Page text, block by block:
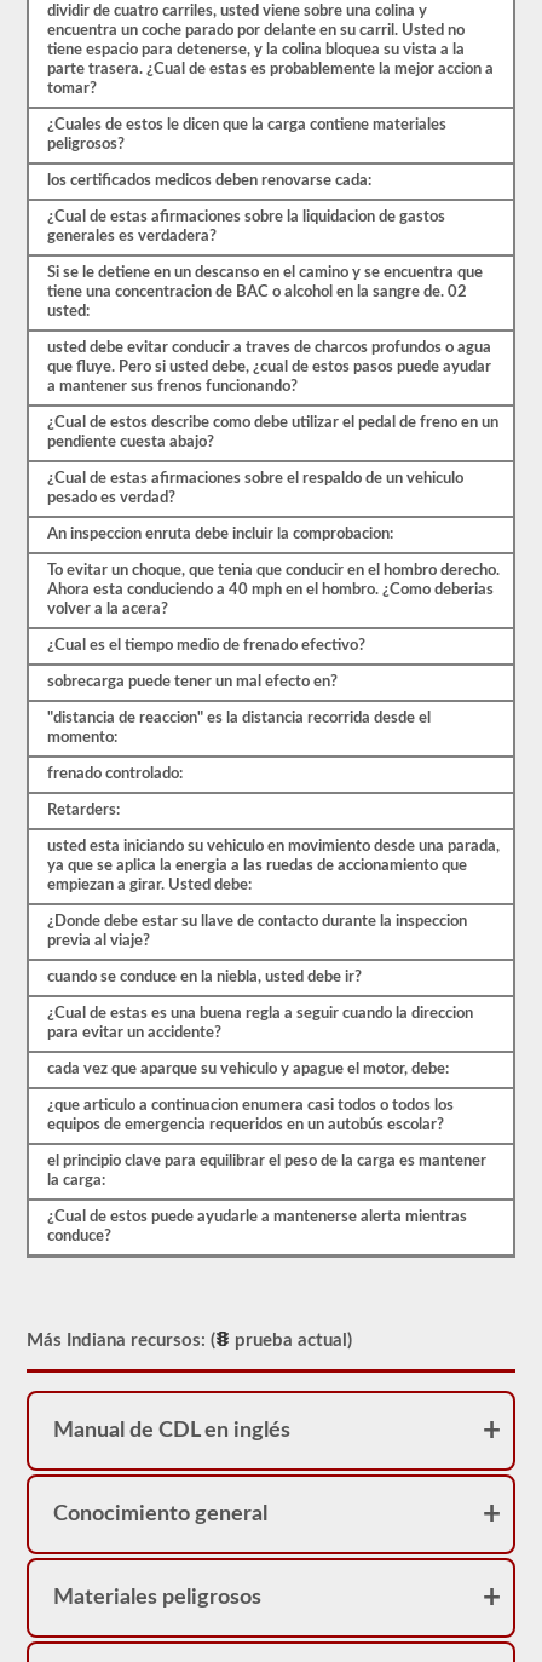
preguntas
con
que
hacen
que
pasar
sea
muy
fácil.
Tenemos
400
preguntas
que
pertenecen
al
examen
Conocimiento
general
distribuidas
exámenes
práctica
forma
gratuita.
Asegúrate
realizar
todas
pruebas
tener
buen
conocimiento
material
antes
para
tomar
el
examen
real.
dividir de cuatro carriles, usted viene sobre una colina y
encuentra un coche parado por delante en su carril. Usted no
tiene espacio para detenerse, y la colina bloquea su vista a la
parte trasera. ¿Cual de estas es probablemente la mejor accion a
tomar?
¿Cuales de estos le dicen que la carga contiene materiales
peligrosos?
los certificados medicos deben renovarse cada:
¿Cual de estas afirmaciones sobre la liquidacion de gastos
generales es verdadera?
Si se le detiene en un descanso en el camino y se encuentra que
tiene una concentracion de BAC o alcohol en la sangre de. 02
usted:
usted debe evitar conducir a traves de charcos profundos o agua
que fluye. Pero si usted debe, ¿cual de estos pasos puede ayudar
a mantener sus frenos funcionando?
¿Cual de estos describe como debe utilizar el pedal de freno en un
pendiente cuesta abajo?
¿Cual de estas afirmaciones sobre el respaldo de un vehiculo
pesado es verdad?
An inspeccion enruta debe incluir la comprobacion:
To evitar un choque, que tenia que conducir en el hombro derecho.
Ahora esta conduciendo a 40 mph en el hombro. ¿Como deberias
volver a la acera?
¿Cual es el tiempo medio de frenado efectivo?
sobrecarga puede tener un mal efecto en?
"distancia de reaccion" es la distancia recorrida desde el
momento:
frenado controlado:
Retarders:
usted esta iniciando su vehiculo en movimiento desde una parada,
ya que se aplica la energia a las ruedas de accionamiento que
empiezan a girar. Usted debe:
¿Donde debe estar su llave de contacto durante la inspeccion
previa al viaje?
cuando se conduce en la niebla, usted debe ir?
¿Cual de estas es una buena regla a seguir cuando la direccion
para evitar un accidente?
cada vez que aparque su vehiculo y apague el motor, debe:
¿que articulo a continuacion enumera casi todos o todos los
equipos de emergencia requeridos en un autobús escolar?
el principio clave para equilibrar el peso de la carga es mantener
la carga:
¿Cual de estos puede ayudarle a mantenerse alerta mientras
conduce?
Más Indiana recursos: ( prueba actual)
Manual de CDL en inglés
Conocimiento general
Materiales peligrosos